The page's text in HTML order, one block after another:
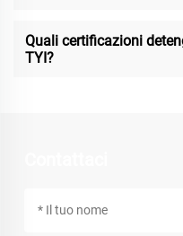
Quali certificazioni
TYI?